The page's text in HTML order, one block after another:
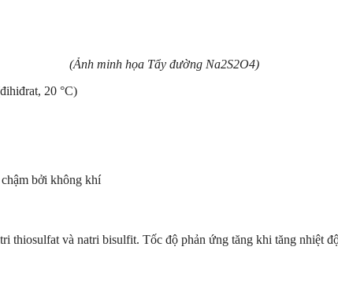
(Ảnh minh họa Tẩy đường Na2S2O4)
20 °C)
bởi không khí
thiosulfat và natri bisulfit. Tốc độ phản ứng tăng khi tăng nhiệt